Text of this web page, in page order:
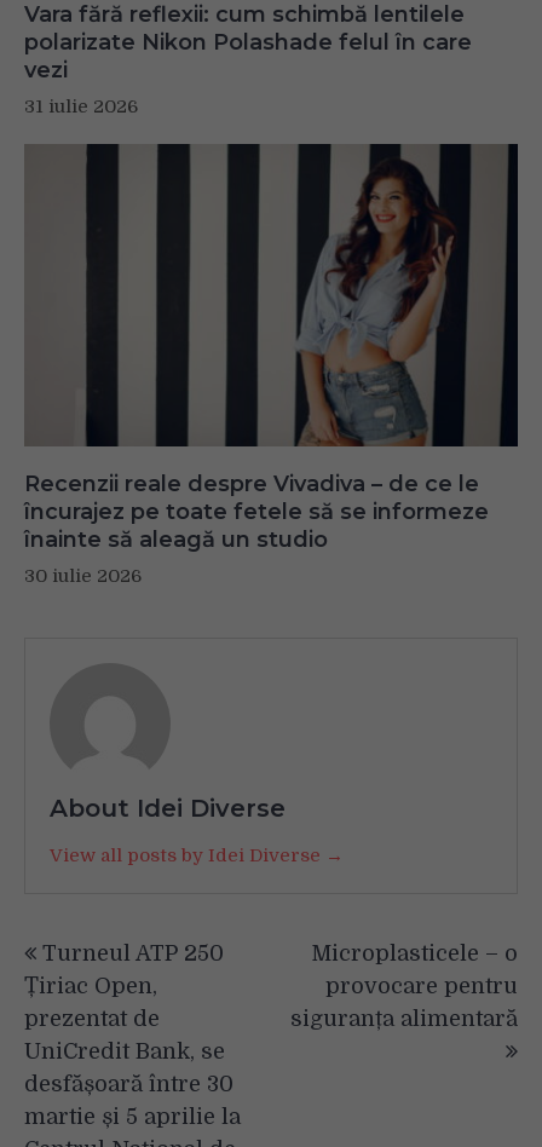
Vara fără reflexii: cum schimbă lentilele
polarizate Nikon Polashade felul în care
vezi
31 iulie 2026
Recenzii reale despre Vivadiva – de ce le
încurajez pe toate fetele să se informeze
înainte să aleagă un studio
30 iulie 2026
About Idei Diverse
View all posts by Idei Diverse →
în
articole
Turneul ATP 250
Țiriac Open,
prezentat de
UniCredit Bank, se
desfășoară între 30
martie și 5 aprilie la
Microplasticele – o
provocare pentru
siguranța alimentară